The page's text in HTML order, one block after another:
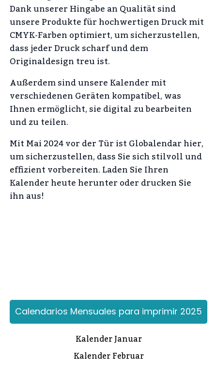
Dank unserer Hingabe an Qualität sind
unsere Produkte für hochwertigen Druck mit
CMYK-Farben optimiert, um sicherzustellen,
dass jeder Druck scharf und dem
Originaldesign treu ist.
Außerdem sind unsere Kalender mit
verschiedenen Geräten kompatibel, was
Ihnen ermöglicht, sie digital zu bearbeiten
und zu teilen.
Mit Mai 2024 vor der Tür ist Globalendar hier,
um sicherzustellen, dass Sie sich stilvoll und
effizient vorbereiten. Laden Sie Ihren
Kalender heute herunter oder drucken Sie
ihn aus!
Calendarios Mensuales para imprimir 2025
Kalender Januar
Kalender Februar